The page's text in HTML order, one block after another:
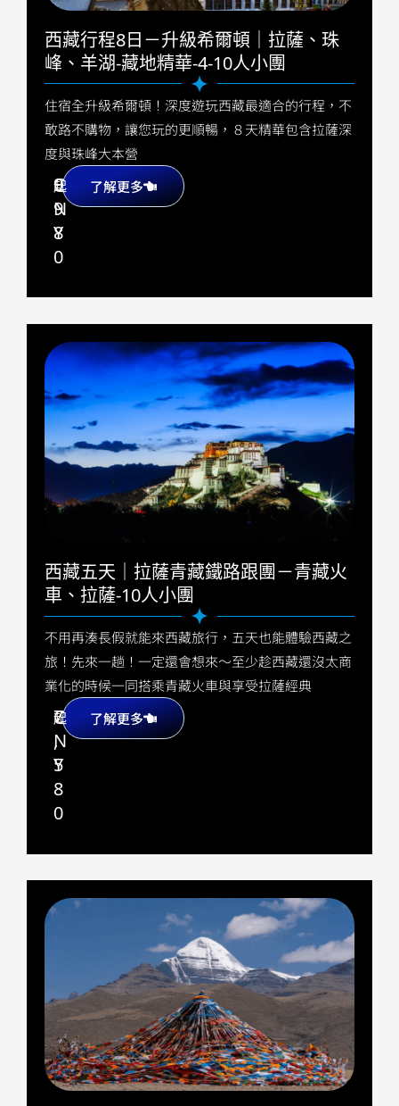
西藏行程8日－升級希爾頓｜拉薩、珠
峰、羊湖-藏地精華-4-10人小團
住宿全升級希爾頓！深度遊玩西藏最適合的行程，不
敢路不購物，讓您玩的更順暢，８天精華包含拉薩深
度與珠峰大本營
了解更多
9
9
8
0
C
N
Y
起
西藏五天｜拉薩青藏鐵路跟團－青藏火
車、拉薩-10人小團
不用再湊長假就能來西藏旅行，五天也能體驗西藏之
旅！先來一趟！一定還會想來～至少趁西藏還沒太商
業化的時候一同搭乘青藏火車與享受拉薩經典
了解更多
7
,
5
8
0
C
N
Y
起